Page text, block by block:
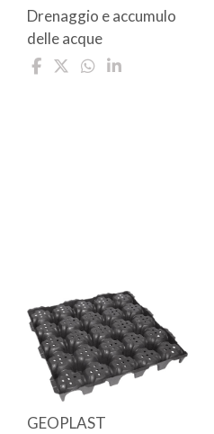
Drenaggio e accumulo
delle acque
GEOPLAST